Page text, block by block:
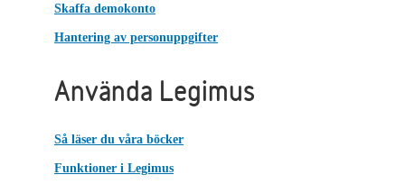
Skaffa demokonto
Hantering av personuppgifter
Använda Legimus
Så läser du våra böcker
Funktioner i Legimus